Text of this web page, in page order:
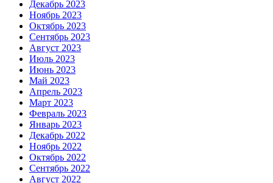
Декабрь 2023
Ноябрь 2023
Октябрь 2023
Сентябрь 2023
Август 2023
Июль 2023
Июнь 2023
Май 2023
Апрель 2023
Март 2023
Февраль 2023
Январь 2023
Декабрь 2022
Ноябрь 2022
Октябрь 2022
Сентябрь 2022
Август 2022